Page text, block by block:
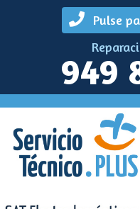
Pulse
949